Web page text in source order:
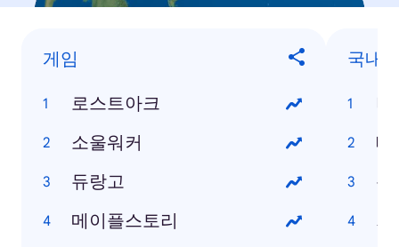
게임
로스트아크
소울워커
듀랑고
메이플스토리
국내
태
논
가